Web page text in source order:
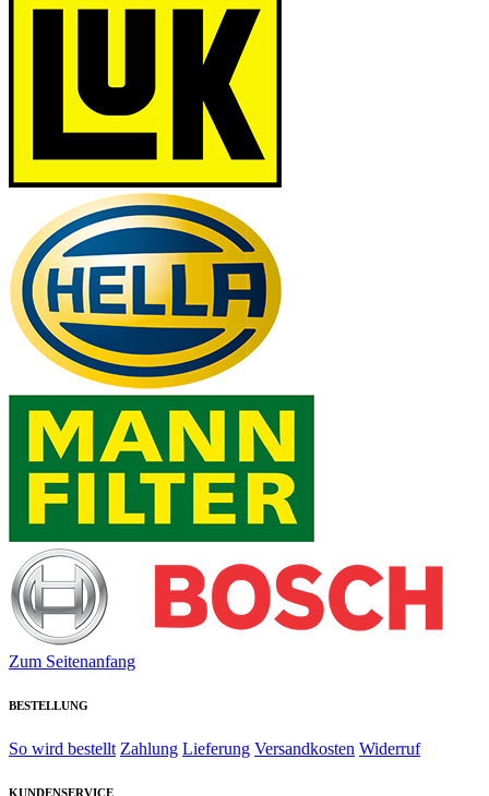
Zum Seitenanfang
BESTELLUNG
So wird bestellt Zahlung Lieferung Versandkosten Widerruf
KUNDENSERVICE